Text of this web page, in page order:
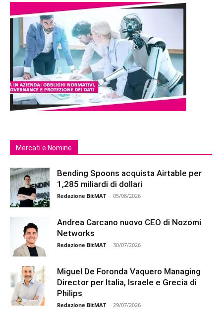
Mercati e Nomine
Bending Spoons acquista Airtable per
1,285 miliardi di dollari
Redazione BitMAT - 05/08/2026
Andrea Carcano nuovo CEO di Nozomi
Networks
Redazione BitMAT - 30/07/2026
Miguel De Foronda Vaquero Managing
Director per Italia, Israele e Grecia di
Philips
Redazione BitMAT - 29/07/2026